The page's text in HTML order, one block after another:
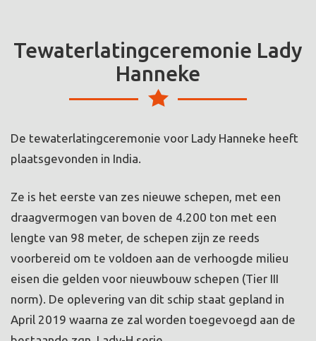
Tewaterlatingceremonie Lady
Hanneke
De tewaterlatingceremonie voor Lady Hanneke heeft
plaatsgevonden in India.
Ze is het eerste van zes nieuwe schepen, met een
draagvermogen van boven de 4.200 ton met een
lengte van 98 meter, de schepen zijn ze reeds
voorbereid om te voldoen aan de verhoogde milieu
eisen die gelden voor nieuwbouw schepen (Tier III
norm). De oplevering van dit schip staat gepland in
April 2019 waarna ze zal worden toegevoegd aan de